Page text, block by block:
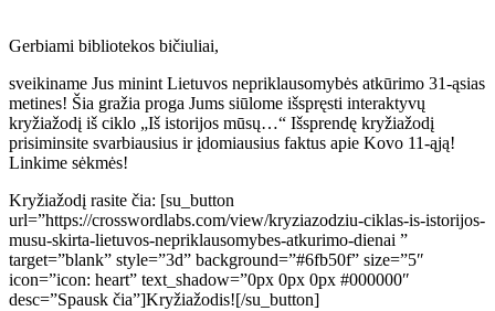
Gerbiami bibliotekos bičiuliai,
sveikiname Jus minint Lietuvos nepriklausomybės atkūrimo 31-ąsias
metines! Šia gražia proga Jums siūlome išspręsti interaktyvų
kryžiažodį iš ciklo „Iš istorijos mūsų…“ Išsprendę kryžiažodį
prisiminsite svarbiausius ir įdomiausius faktus apie Kovo 11-ąją!
Linkime sėkmės!
Kryžiažodį rasite čia: [su_button
url=”https://crosswordlabs.com/view/kryziazodziu-ciklas-is-istorijos-
musu-skirta-lietuvos-nepriklausomybes-atkurimo-dienai ”
target=”blank” style=”3d” background=”#6fb50f” size=”5″
icon=”icon: heart” text_shadow=”0px 0px 0px #000000″
desc=”Spausk čia”]Kryžiažodis![/su_button]